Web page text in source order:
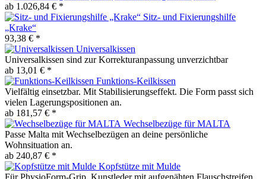
ab 1.026,84 € *
Sitz- und Fixierungshilfe
„Krake“
93,38 € *
Universalkissen
Universalkissen sind zur Korrekturanpassung unverzichtbar
ab 13,01 € *
Funktions-Keilkissen
Vielfältig einsetzbar. Mit Stabilisierungseffekt. Die Form passt sich
vielen Lagerungspositionen an.
ab 181,57 € *
Wechselbezüge für MALTA
Passe Malta mit Wechselbezügen an deine persönliche
Wohnsituation an.
ab 240,87 € *
Kopfstütze mit Mulde